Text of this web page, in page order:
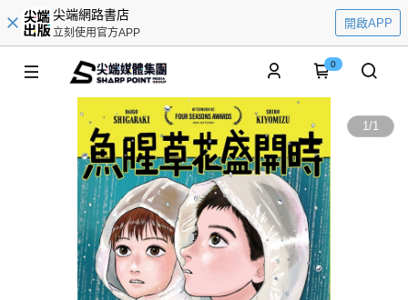
尖端網路書店
立刻使用官方APP
開啟APP
0
1/1